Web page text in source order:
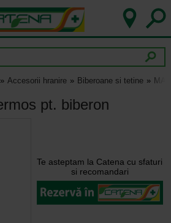
Accesorii hranire Biberoane si tetine
pt. biberon
Te asteptam la Catena cu sfaturi
si recomandari